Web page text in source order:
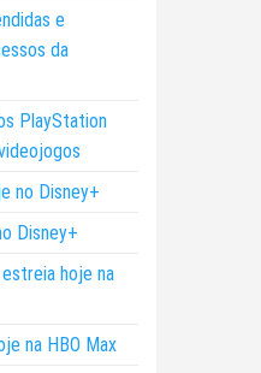
e
da
PlayStation
no Disney+
Disney+
hoje na
na HBO Max